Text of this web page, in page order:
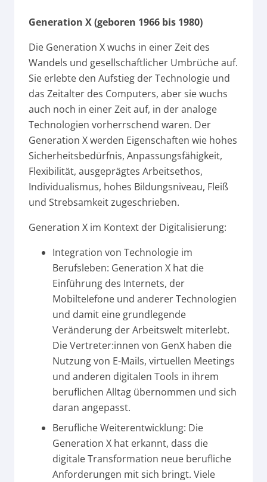
Generation X (geboren 1966 bis 1980)
Die Generation X wuchs in einer Zeit des
Wandels und gesellschaftlicher Umbrüche auf.
Sie erlebte den Aufstieg der Technologie und
das Zeitalter des Computers, aber sie wuchs
auch noch in einer Zeit auf, in der analoge
Technologien vorherrschend waren. Der
Generation X werden Eigenschaften wie hohes
Sicherheitsbedürfnis, Anpassungsfähigkeit,
Flexibilität, ausgeprägtes Arbeitsethos,
Individualismus, hohes Bildungsniveau, Fleiß
und Strebsamkeit zugeschrieben.
Generation X im Kontext der Digitalisierung:
Integration von Technologie im
Berufsleben: Generation X hat die
Einführung des Internets, der
Mobiltelefone und anderer Technologien
und damit eine grundlegende
Veränderung der Arbeitswelt miterlebt.
Die Vertreter:innen von GenX haben die
Nutzung von E-Mails, virtuellen Meetings
und anderen digitalen Tools in ihrem
beruflichen Alltag übernommen und sich
daran angepasst.
Berufliche Weiterentwicklung: Die
Generation X hat erkannt, dass die
digitale Transformation neue berufliche
Anforderungen mit sich bringt. Viele